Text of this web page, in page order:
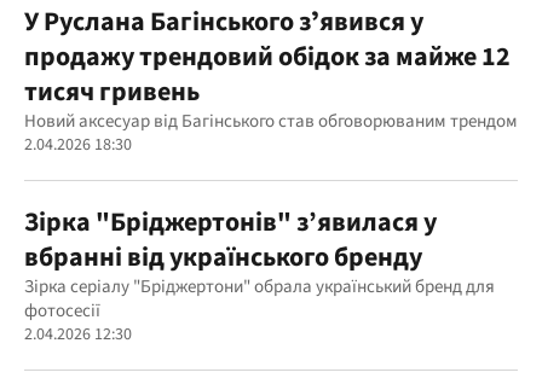
У Руслана Багінського зʼявився у
продажу трендовий обідок за майже 12
тисяч гривень
Новий аксесуар від Багінського став обговорюваним трендом
2.04.2026 18:30
Зірка "Бріджертонів" з’явилася у
вбранні від українського бренду
Зірка серіалу "Бріджертони" обрала український бренд для
фотосесії
2.04.2026 12:30